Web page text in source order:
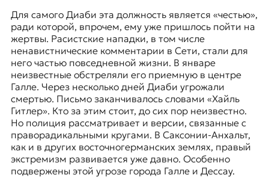
Для самого Диаби эта должность является «честью»,
ради которой, впрочем, ему уже пришлось пойти на
жертвы. Расистские нападки, в том числе
ненавистнические комментарии в Сети, стали для
него частью повседневной жизни. В январе
неизвестные обстреляли его приемную в центре
Галле. Через несколько дней Диаби угрожали
смертью. Письмо заканчивалось словами «Хайль
Гитлер». Кто за этим стоит, до сих пор неизвестно.
Но полиция рассматривает и версии, связанные с
праворадикальными кругами. В Саксонии-Анхальт,
как и в других восточногерманских землях, правый
экстремизм развивается уже давно. Особенно
подвержены этой угрозе города Галле и Дессау.